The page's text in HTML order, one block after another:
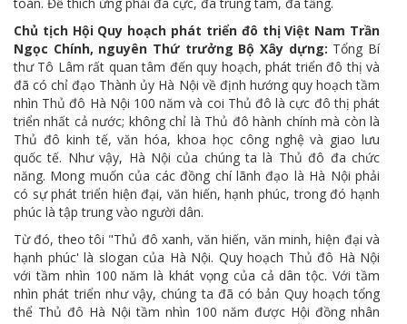
Chủ tịch Hội Quy hoạch phát triển đô thị Việt Nam Trần
Ngọc Chính, nguyên Thứ trưởng Bộ Xây dựng: Tổng Bí
thư Tô Lâm rất quan tâm đến quy hoạch, phát triển đô thị và
đã có chỉ đạo Thành ủy Hà Nội về định hướng quy hoạch tầm
nhìn Thủ đô Hà Nội 100 năm và coi Thủ đô là cực đô thị phát
triển nhất cả nước; không chỉ là Thủ đô hành chính mà còn là
Thủ đô kinh tế, văn hóa, khoa học công nghệ và giao lưu
quốc tế. Như vậy, Hà Nội của chúng ta là Thủ đô đa chức
năng. Mong muốn của các đồng chí lãnh đạo là Hà Nội phải
có sự phát triển hiện đại, văn hiến, hạnh phúc, trong đó hạnh
phúc là tập trung vào người dân.
Từ đó, theo tôi "Thủ đô xanh, văn hiến, văn minh, hiện đại và
hạnh phúc' là slogan của Hà Nội. Quy hoạch Thủ đô Hà Nội
với tầm nhìn 100 năm là khát vọng của cả dân tộc. Với tầm
nhìn phát triển như vậy, chúng ta đã có bản Quy hoạch tổng
thể Thủ đô Hà Nội tầm nhìn 100 năm được Hội đồng nhân